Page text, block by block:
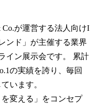
Co.が運営する法人向けI
ンド」が主催する業界
イン展示会です。 累計
の実績を誇り、毎回
います。
を変える」をコンセプ